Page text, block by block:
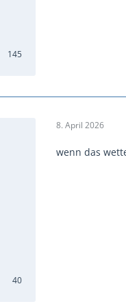
145
40
8. April 2026
wenn das